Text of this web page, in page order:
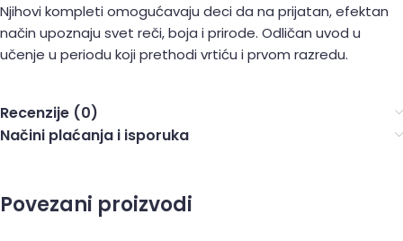
Njihovi kompleti omogućavaju deci da na prijatan, efektan
način upoznaju svet reči, boja i prirode. Odličan uvod u
učenje u periodu koji prethodi vrtiću i prvom razredu.
Recenzije (0)
Načini plaćanja i isporuka
Povezani proizvodi